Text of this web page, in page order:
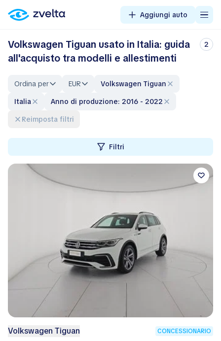
Aggiungi auto
Volkswagen Tiguan usato in Italia: guida
all'acquisto tra modelli e allestimenti
2
Ordina per EUR
Volkswagen Tiguan
Italia
Anno di produzione: 2016 - 2022
Reimposta filtri
Filtri
Volkswagen Tiguan CONCESSIONARIO